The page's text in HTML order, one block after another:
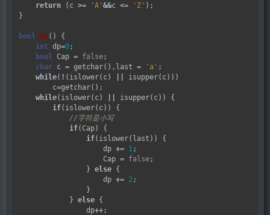
return (c >= 'A' &&c <= 'Z' );
}
bool Do() {
int dp=0;
bool Cap = false;
char c = getchar(),last = 'a' ;
while( ! (islower(c)
isupper(c)))
        c
=getchar();
while(islower(c)
isupper(c)) {
if(islower(c)) {
if(Cap) {
if(islower(last)) {
                    dp
+= 1;
                    Cap
= false;
                }
else {
                    dp
+= 2 ;
                }
            }
else {
                dp
++;